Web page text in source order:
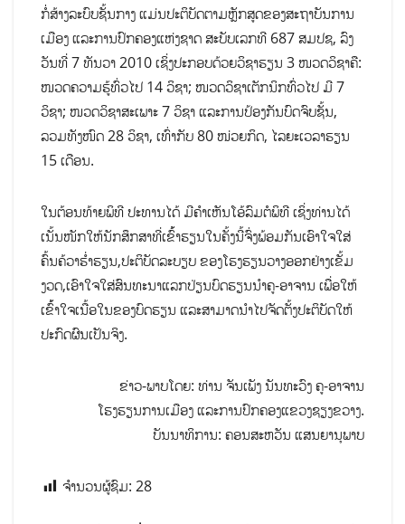
ກໍ່ສ້າງລະບົບຊັ້ນກາງ ແມ່ນປະຕິບັດຕາມຫຼັກສູດຂອງສະຖາບັນການ
ເມືອງ ແລະການປົກຄອງແຫ່ງຊາດ ສະບັບເລກທີ 687 ສມປຊ, ລົງ
ວັນທີ່ 7 ທັນວາ 2010 ເຊິ່ງປະກອບດ້ວຍວິຊາຮຽນ 3 ໜວດວິຊາຄື:
ໜວດຄວາມຮູ້ທົ່ວໄປ 14 ວິຊາ; ໜວດວິຊາເຕັກນິກທົ່ວໄປ ມີ 7
ວິຊາ; ໜວດວິຊາສະເພາະ 7 ວິຊາ ແລະການປ້ອງກັນບົດຈົບຊັ້ນ,
ລວມທັງໜົດ 28 ວິຊາ, ເທົ່າກັບ 80 ໜ່ວຍກິດ, ໄລຍະເວລາຮຽນ
15 ເດືອນ.
ໃນຕ້ອນທ້າຍພິທີ ປະທານໄດ້ ມີຄຳເຫັນໂອ້ລົມຕໍພິທີ ເຊິ່ງທ່ານໄດ້
ເນັ້ນໜັກໃຫ້ນັກສຶກສາທີ່ເຂົ້້າຮຽນໃນຄັ້ງນີ້ຈົ່ງພ້ອມກັນເອົາໃຈໃສ່
ຄົ້ນຄ້ວາຮ່ຳຮຽນ,ປະຕິບັດລະບຽບ ຂອງໂຮງຮຽນວາງອອກຢ່າງເຂັ້ມ
ງວດ,ເອົາໃຈໃສ່ສົນທະນາແລກປ່ຽນບົດຮຽນນຳຄູ-ອາຈານ ເພື່ອໃຫ້
ເຂົ້້າໃຈເນື້ອໃນຂອງບົດຮຽນ ແລະສາມາດນຳໄປຈັດຕັ້ງປະຕິບັດໃຫ້
ປະກົດຜົນເປັນຈິງ.
ຂ່າວ-ພາບໂດຍ: ທ່ານ ຈັນເພັງ ນັນທະວົງ ຄູ-ອາຈານ
ໂຮງຮຽນການເມືອງ ແລະການປົກຄອງແຂວງຊຽງຂວາງ.
ບັນນາທິການ: ຄອນສະຫວັນ ແສນຍານຸພາບ
ຈຳນວນຜູ້ຊົມ: 28